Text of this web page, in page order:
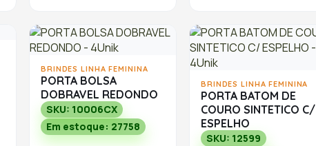
BRINDES LINHA FEMININA
PORTA BOLSA
DOBRAVEL REDONDO
SKU: 10006CX
Em estoque: 27758
BRINDES LINHA FEMININA
PORTA BATOM DE
COURO SINTETICO C/
ESPELHO
SKU: 12599